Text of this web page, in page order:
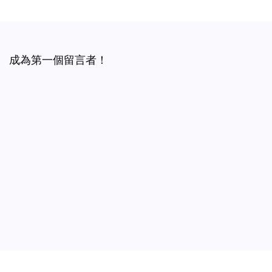
成為第一個留言者！